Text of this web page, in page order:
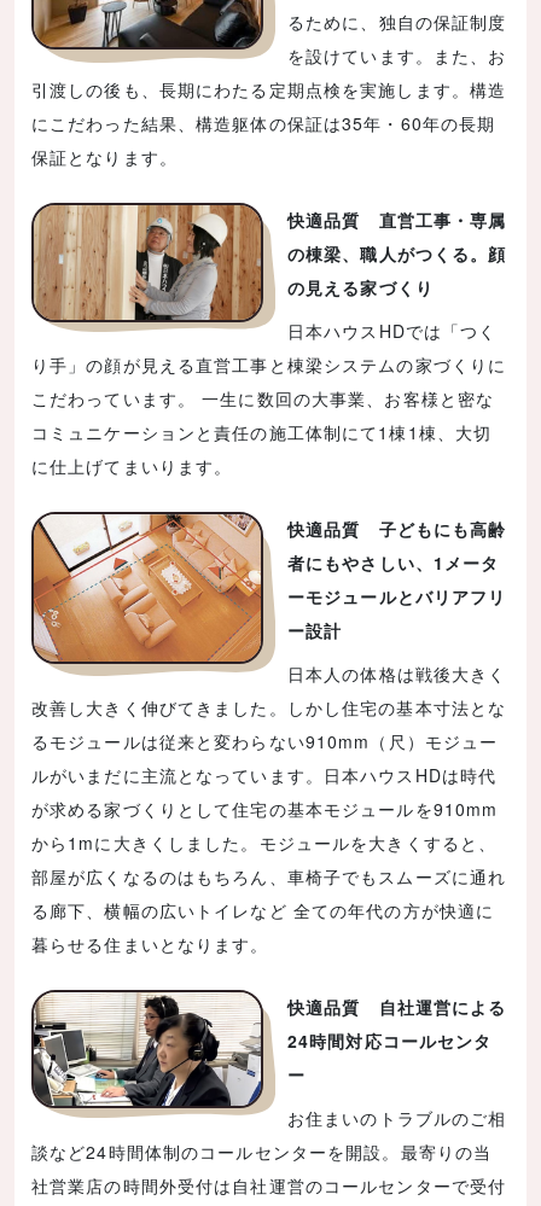
るために、独自の保証制度
を設けています。また、お
引渡しの後も、長期にわたる定期点検を実施します。構造
にこだわった結果、構造躯体の保証は35年・60年の長期
保証となります。
快適品質 直営工事・専属
の棟梁、職人がつくる。顔
の見える家づくり
日本ハウスHDでは「つく
り手」の顔が見える直営工事と棟梁システムの家づくりに
こだわっています。 一生に数回の大事業、お客様と密な
コミュニケーションと責任の施工体制にて1棟1棟、大切
に仕上げてまいります。
快適品質 子どもにも高齢
者にもやさしい、1メータ
ーモジュールとバリアフリ
ー設計
日本人の体格は戦後大きく
改善し大きく伸びてきました。しかし住宅の基本寸法とな
るモジュールは従来と変わらない910mm（尺）モジュー
ルがいまだに主流となっています。日本ハウスHDは時代
が求める家づくりとして住宅の基本モジュールを910mm
から1mに大きくしました。モジュールを大きくすると、
部屋が広くなるのはもちろん、車椅子でもスムーズに通れ
る廊下、横幅の広いトイレなど 全ての年代の方が快適に
暮らせる住まいとなります。
快適品質 自社運営による
24時間対応コールセンタ
ー
お住まいのトラブルのご相
談など24時間体制のコールセンターを開設。最寄りの当
社営業店の時間外受付は自社運営のコールセンターで受付